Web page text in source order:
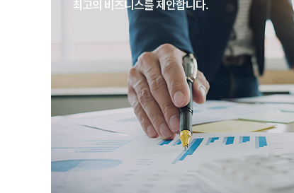
최고의 비즈니스를 제안합니다.